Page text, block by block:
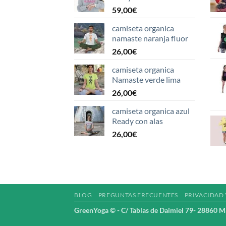
59,00€
camiseta organica
namaste naranja fluor
26,00€
camiseta organica
Namaste verde lima
26,00€
camiseta organica azul
Ready con alas
26,00€
BLOG PREGUNTAS FRECUENTES PRIVACIDAD
GreenYoga © - C/ Tablas de Daimiel 79- 28860